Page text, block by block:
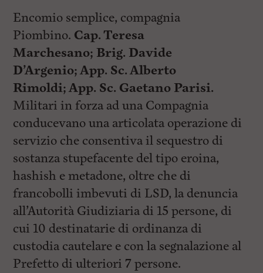
Encomio semplice, compagnia
Piombino. Cap. Teresa
Marchesano; Brig. Davide
D’Argenio;App. Sc. Alberto
Rimoldi;App. Sc. Gaetano Parisi.
Militari in forza ad una Compagnia
conducevano una articolata operazione di
servizio che consentiva il sequestro di
sostanza stupefacente del tipo eroina,
hashish e metadone, oltre che di
francobolli imbevuti di LSD, la denuncia
all’Autorità Giudiziaria di 15 persone, di
cui 10 destinatarie di ordinanza di
custodia cautelare e con la segnalazione al
Prefetto di ulteriori 7 persone.